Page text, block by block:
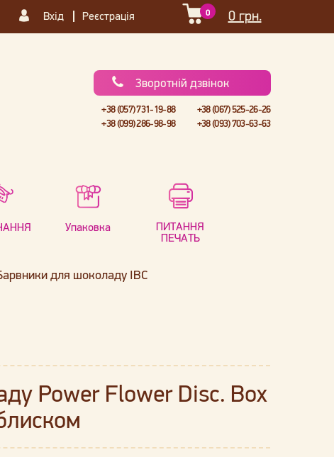
Вхід Реєстрація 0 грн.
0
Зворотній дзвінок
+38 (057) 731-19-88
+38 (067) 525-26-26
+38 (099) 286-98-98
+38 (093) 703-63-63
Упаковка
ПИТАННЯ
ПЕЧАТЬ
для шоколаду IBC
Power Flower Disc. Box